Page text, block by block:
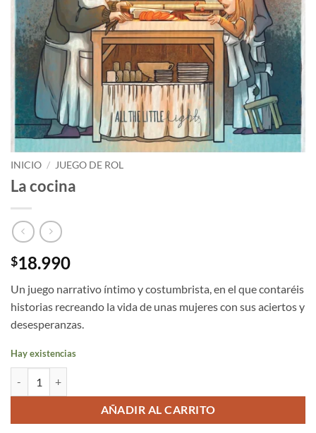
INICIO / JUEGO DE ROL
La cocina
$18.990
Un juego narrativo íntimo y costumbrista, en el que contaréis
historias recreando la vida de unas mujeres con sus aciertos y
desesperanzas.
Hay existencias
AÑADIR AL CARRITO